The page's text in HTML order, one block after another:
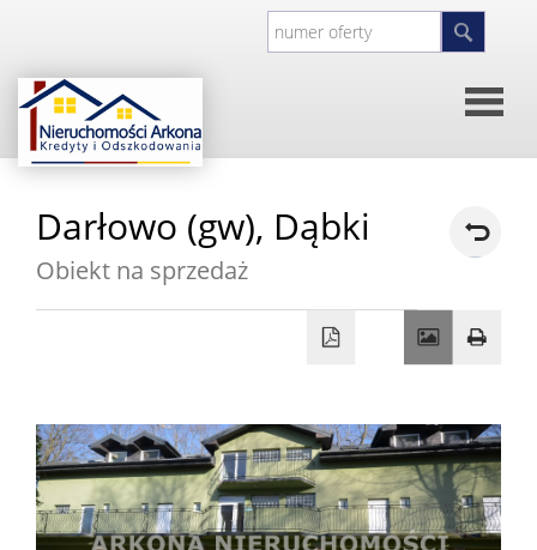
główna
O
firmie
Kontakt
Oferty
Darłowo (gw), Dąbki
Obiekt na sprzedaż